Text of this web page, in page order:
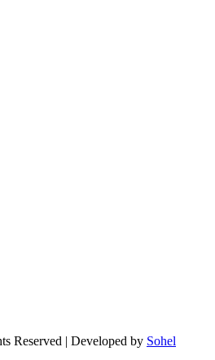
Reserved | Developed by Sohel